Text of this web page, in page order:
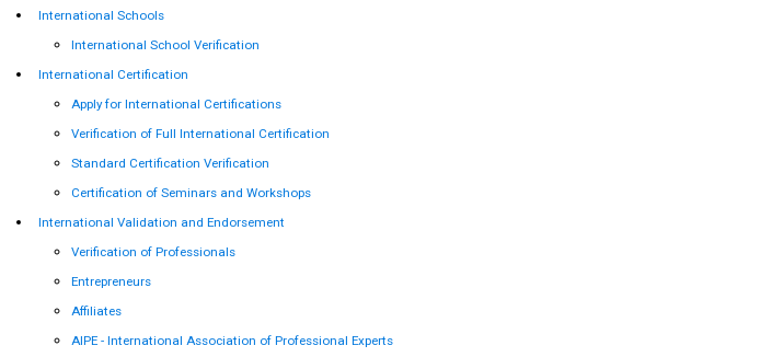
International Schools
International School Verification
International Certification
Apply for International Certifications
Verification of Full International Certification
Standard Certification Verification
Certification of Seminars and Workshops
International Validation and Endorsement
Verification of Professionals
Entrepreneurs
Affiliates
AIPE - International Association of Professional Experts